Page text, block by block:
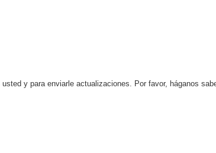
y para enviarle actualizaciones. Por favor, háganos